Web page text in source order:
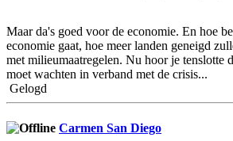
Maar da's goed voor de economie. En hoe
economie gaat, hoe meer landen geneigd
met milieumaatregelen. Nu hoor je tenslotte
moet wachten in verband met de crisis...
Gelogd
Carmen San Diego